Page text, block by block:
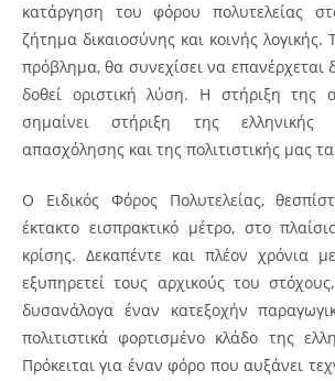
κατάργηση του φόρου πολυτελείας
ζήτημα δικαιοσύνης και κοινής λογικής.
πρόβλημα, θα συνεχίσει να επανέρχεται
δοθεί οριστική λύση. Η στήριξη της
σημαίνει στήριξη της ελληνικής
απασχόλησης και της πολιτιστικής μας
Ο Ειδικός Φόρος Πολυτελείας,
έκτακτο εισπρακτικό μέτρο, στο
κρίσης. Δεκαπέντε και πλέον χρόνια
εξυπηρετεί τους αρχικούς του
δυσανάλογα έναν κατεξοχήν
πολιτιστικά φορτισμένο κλάδο της
Πρόκειται για έναν φόρο που αυξάνει